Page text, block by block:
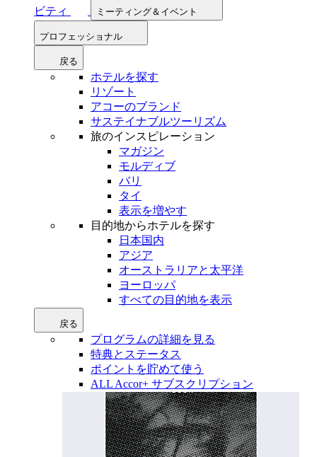
ビティ
ミーティング＆イベント
プロフェッショナル
戻る
ホテルを探す
リゾート
アコーのブランド
サステイナブルツーリズム
旅のインスピレーション
マガジン
モルディブ
バリ
タイ
表示を増やす
目的地からホテルを探す
日本国内
アジア
オーストラリアと太平洋
ヨーロッパ
すべての目的地を表示
戻る
プログラムの詳細を見る
特典とステータス
ポイントを貯めて使う
ALL Accor+ サブスクリプション